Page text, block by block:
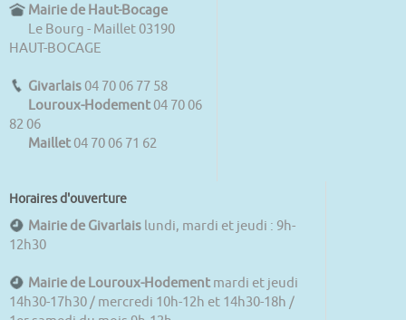
Mairie de Haut-Bocage
Le Bourg - Maillet 03190
HAUT-BOCAGE
Givarlais 04 70 06 77 58
Louroux-Hodement 04 70 06
82 06
Maillet 04 70 06 71 62
Horaires d'ouverture
Mairie de Givarlais lundi, mardi et jeudi : 9h-
12h30
Mairie de Louroux-Hodement mardi et jeudi
14h30-17h30 / mercredi 10h-12h et 14h30-18h /